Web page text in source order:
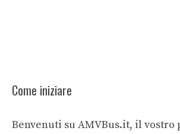
Come iniziare
Benvenuti su AMVBus.it, il vostro